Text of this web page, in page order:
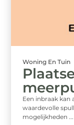
Woning En Tuin
Een inbraak kan
waardevolle
mogelijkheden ...